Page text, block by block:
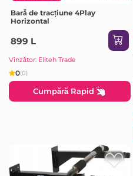
Bară de tracțiune 4Play
Horizontal
899 L
Vînzător: Eliteh Trade
0(0)
Cumpără Rapid